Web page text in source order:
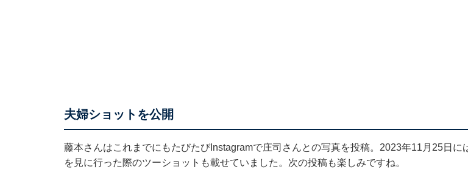
夫婦ショットを公開
藤本さんはこれまでにもたびたびInstagramで庄司さんとの写真を投稿。2023年11月25日に
を見に行った際のツーショットも載せていました。次の投稿も楽しみですね。